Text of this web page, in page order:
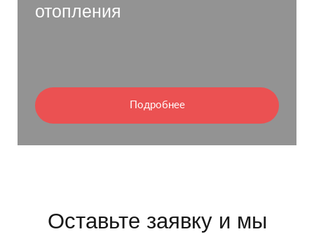
отопления
Подробнее
Оставьте заявку и мы